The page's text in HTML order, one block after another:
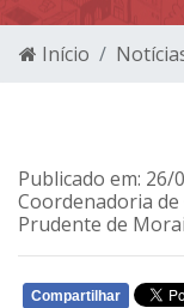
Início
Publicado em:
Coordenadoria
Prudente de
Compartilhar